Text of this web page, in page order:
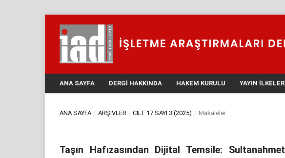
ANA SAYFA DERGI HAKKINDA HAKEM KURULU YAYIN
ANA SAYFA / ARŞIVLER / CILT 17 SAYI 3 (2025) / Makaleler
Taşın Hafızasından Dijital Temsile: